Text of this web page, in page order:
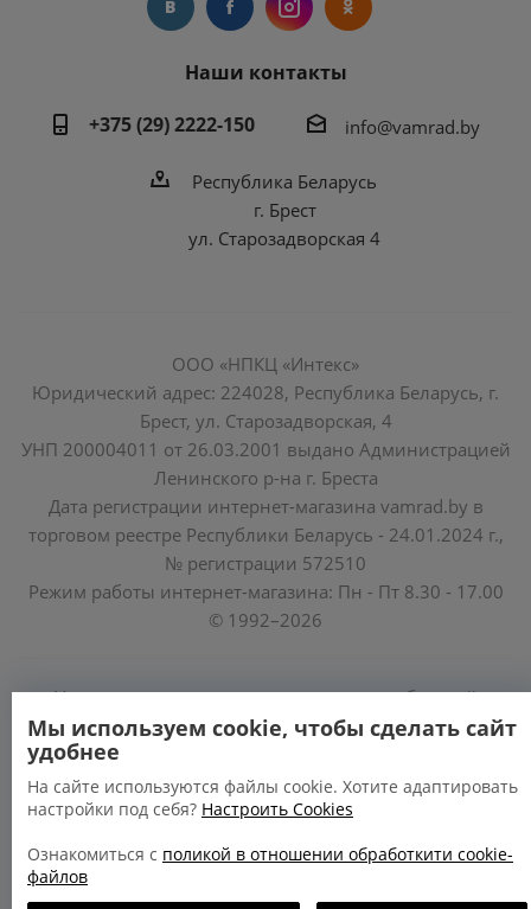
Наши контакты
+375 (29) 2222-150
info@vamrad.by
Республика Беларусь
г. Брест
ул. Старозадворская 4
ООО «НПКЦ «Интекс»
Юридический адрес: 224028, Республика Беларусь, г.
Брест, ул. Старозадворская, 4
УНП 200004011 от 26.03.2001 выдано Администрацией
Ленинского р-на г. Бреста
Дата регистрации интернет-магазина vamrad.by в
торговом реестре Республики Беларусь - 24.01.2024 г.,
№ регистрации 572510
Режим работы интернет-магазина: Пн - Пт 8.30 - 17.00
© 1992–2026
Уполномоченные по защите прав потребителей
облисполкомов, Минского горисполкома:
https://www.mart.gov.by/activity/zashchita-prav-
potrebiteley/
БРЕСТСКАЯ ОБЛАСТЬ тел. (80162) 26 97 69;
Мы используем cookie, чтобы сделать сайт
удобнее
На сайте используются файлы cookie. Хотите адаптировать
настройки под себя? Настроить Cookies
Ознакомиться с поликой в отношении обработкити cookie-
файлов